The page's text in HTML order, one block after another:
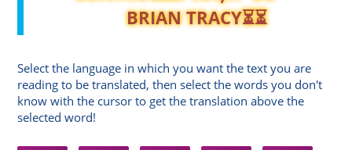
BRIAN TRACY⏳⏳
Select the language in which you want the text you are
reading to be translated, then select the words you don't
know with the cursor to get the translation above the
selected word!